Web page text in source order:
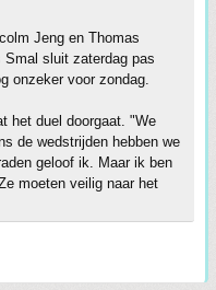
Jeng en Thomas
Smal sluit zaterdag pas
onzeker voor zondag.
het duel doorgaat. "We
de wedstrijden hebben we
geloof ik. Maar ik ben
moeten veilig naar het